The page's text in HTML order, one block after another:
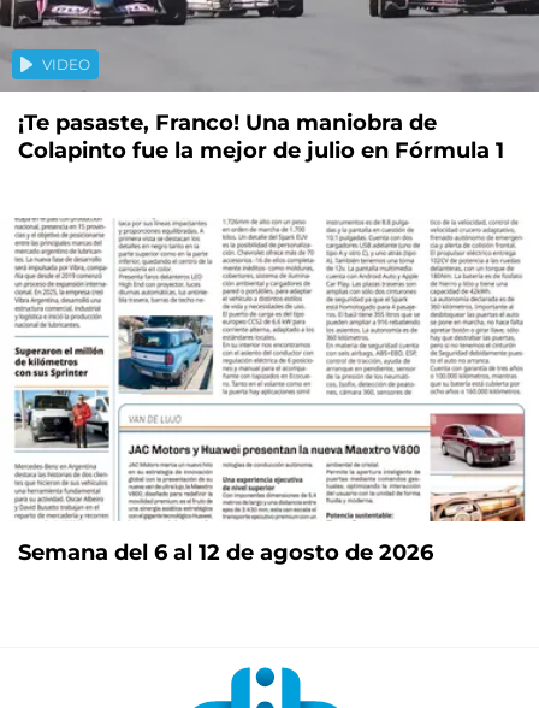
VIDEO
¡Te pasaste, Franco! Una maniobra de
Colapinto fue la mejor de julio en Fórmula 1
Semana del 6 al 12 de agosto de 2026